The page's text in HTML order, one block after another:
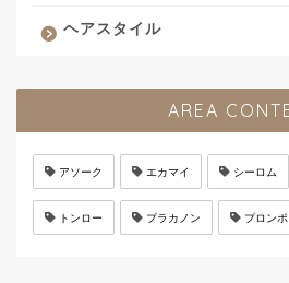
ヘアスタイル
AREA
アソーク エカマイ シーロム
トンロー プラカノン プロンポ